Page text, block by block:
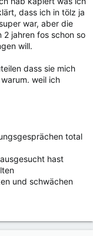
dass ich in tölz ja
war, aber die
jahren fos schon so
will.
dass sie mich
weil ich
total
hast
und schwächen